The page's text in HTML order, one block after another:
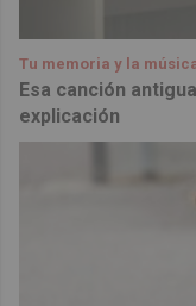
Tu memoria y la
Esa canción
explicación